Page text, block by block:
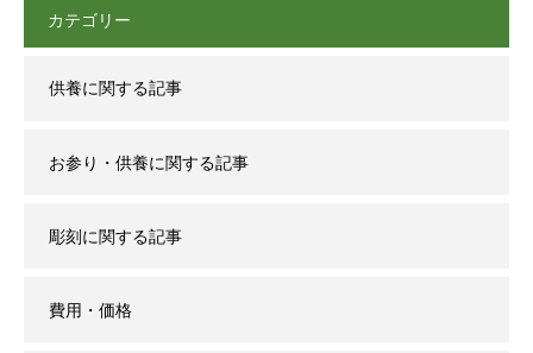
カテゴリー
供養に関する記事
お参り・供養に関する記事
彫刻に関する記事
費用・価格